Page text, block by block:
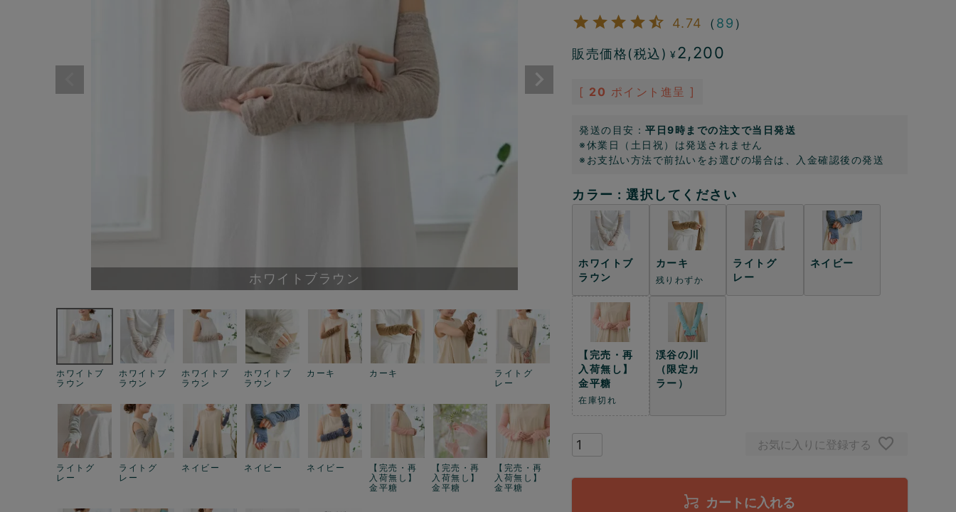
ホワイトブラウン ホワイトブラウン
ホワイトブ
ラウン
ホワイトブ
ラウン
ホワイトブ
ラウン
ホワイトブ
ラウン
カーキ カーキ
ライトグ
レー
ライトグ
レー
ライトグ
レー
ネイビー ネイビー ネイビー
【完売・再
入荷無し】
金平糖
【完売・再
入荷無し】
金平糖
【完売・再
入荷無し】
金平糖
4.74 （ 89 ）
販売価格(税込) ¥ 2,200
[ 20 ポイント進呈 ]
発送の目安： 平日9時までの注文で当日発送
※休業日（土日祝）は発送されません
※お支払い方法で前払いをお選びの場合は、入金確認後の発送
カラー 選択してください
ホワイトブ
ラウン
カーキ
残りわずか
ライトグ
レー
ネイビー
【完売・再
入荷無し】
金平糖
在庫切れ
渓谷の川
（限定カ
ラー）
お気に入りに登録する
カートに入れる